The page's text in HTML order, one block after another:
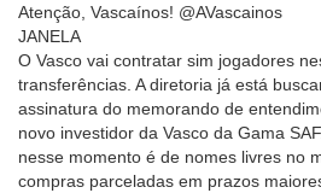
Atenção, Vascaínos! @AVascainos
JANELA
O Vasco vai contratar sim jogadores
transferências. A diretoria já está
assinatura do memorando de
novo investidor da Vasco da Gama
nesse momento é de nomes livres no
compras parceladas em prazos